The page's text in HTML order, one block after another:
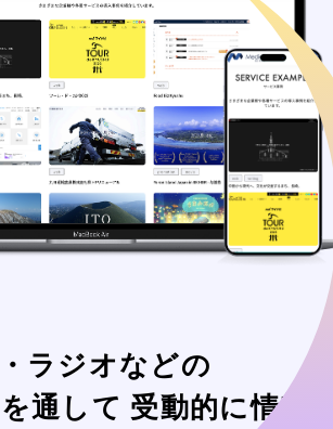
ラジオなどの
通して 受動的に情報収